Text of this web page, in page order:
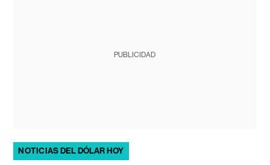
PUBLICIDAD
NOTICIAS DEL DÓLAR HOY